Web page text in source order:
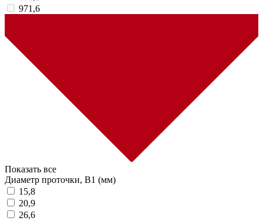
971,6
Показать все
Диаметр проточки, B1 (мм)
15,8
20,9
26,6